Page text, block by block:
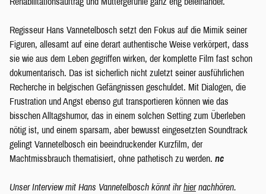
Regisseur Hans Vannetelbosch setzt den Fokus auf die Mimik seiner
Figuren, allesamt auf eine derart authentische Weise verkörpert, dass
sie wie aus dem Leben gegriffen wirken, der komplette Film fast schon
dokumentarisch. Das ist sicherlich nicht zuletzt seiner ausführlichen
Recherche in belgischen Gefängnissen geschuldet. Mit Dialogen, die
Frustration und Angst ebenso gut transportieren können wie das
bisschen Alltagshumor, das in einem solchen Setting zum Überleben
nötig ist, und einem sparsam, aber bewusst eingesetzten Soundtrack
gelingt Vannetelbosch ein beeindruckender Kurzfilm, der
Machtmissbrauch thematisiert, ohne pathetisch zu werden. nc
Unser Interview mit Hans Vannetelbosch könnt ihrhiernachhören.